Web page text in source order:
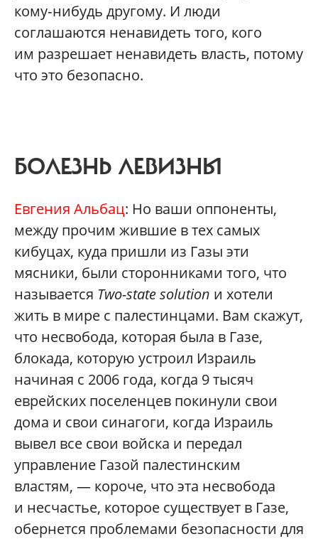
кому‑нибудь другому. И люди
соглашаются ненавидеть того, кого
им разрешает ненавидеть власть, потому
что это безопасно.
БОЛЕЗНЬ ЛЕВИЗНЫ
Евгения Альбац: Но ваши оппоненты,
между прочим жившие в тех самых
кибуцах, куда пришли из Газы эти
мясники, были сторонниками того, что
называется Two-state solution и хотели
жить в мире с палестинцами. Вам скажут,
что несвобода, которая была в Газе,
блокада, которую устроил Израиль
начиная с 2006 года, когда 9 тысяч
еврейских поселенцев покинули свои
дома и свои синагоги, когда Израиль
вывел все свои вой­ска и передал
управление Газой палестинским
властям, — короче, что эта несвобода
и несчастье, которое существует в Газе,
обернется проблемами безопасности для